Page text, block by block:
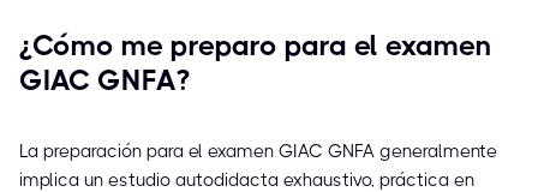
¿Cómo me preparo para el examen
GIAC GNFA?
La preparación para el examen GIAC GNFA generalmente
implica un estudio autodidacta exhaustivo, práctica en